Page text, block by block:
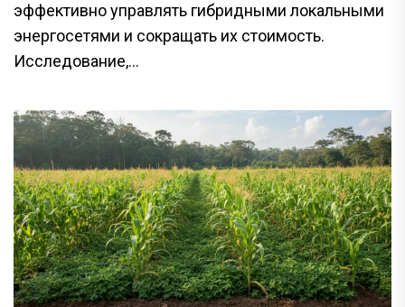
эффективно управлять гибридными локальными
энергосетями и сокращать их стоимость.
Исследование,...